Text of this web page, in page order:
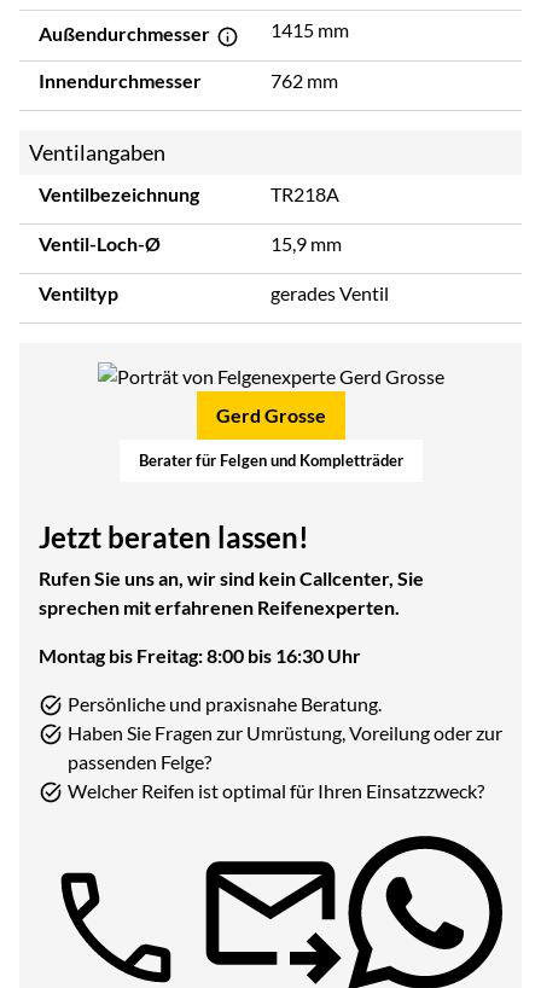
Außendurchmesser 1415 mm
Innendurchmesser 762 mm
Ventilangaben
Ventilbezeichnung TR218A
Ventil-Loch-Ø 15,9 mm
Ventiltyp gerades Ventil
Gerd Grosse
Berater für Felgen und Kompletträder
Jetzt beraten lassen!
Rufen Sie uns an, wir sind kein Callcenter, Sie
sprechen mit erfahrenen Reifenexperten.
Montag bis Freitag: 8:00 bis 16:30 Uhr
Persönliche und praxisnahe Beratung.
Haben Sie Fragen zur Umrüstung, Voreilung oder zur
passenden Felge?
Welcher Reifen ist optimal für Ihren Einsatzzweck?
Telefon: